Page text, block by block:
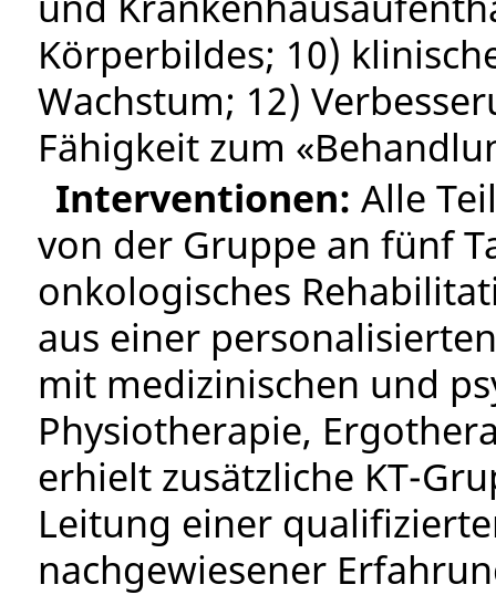
Körperbildes; 10)
Wachstum; 12)
Fähigkeit zum
Interventionen: Alle
von der Gruppe an fünf
onkologisches
aus einer
mit medizinischen und
Physiotherapie,
erhielt zusätzliche KT-
Leitung einer
nachgewiesener